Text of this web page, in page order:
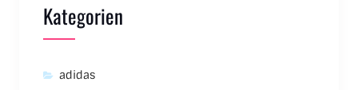
Kategorien
adidas